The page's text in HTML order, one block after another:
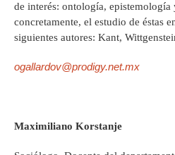
de interés: ontología,
concretamente, el estudio de éstas
siguientes autores: Kant,
ogallardov@prodigy.net.mx
Maximiliano Korstanje